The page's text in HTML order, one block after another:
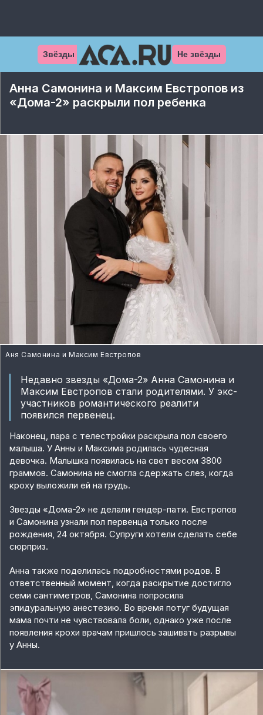
Звёзды Не звёзды
Анна Самонина и Максим Евстропов из
«Дома-2» раскрыли пол ребенка
Аня Самонина и Максим Евстропов
Недавно звезды «Дома-2» Анна Самонина и
Максим Евстропов стали родителями. У экс-
участников романтического реалити
появился первенец.
Наконец, пара с телестройки раскрыла пол своего
малыша. У Анны и Максима родилась чудесная
девочка. Малышка появилась на свет весом 3800
граммов. Самонина не смогла сдержать слез, когда
кроху выложили ей на грудь.
Звезды «Дома-2» не делали гендер-пати. Евстропов
и Самонина узнали пол первенца только после
рождения, 24 октября. Супруги хотели сделать себе
сюрприз.
Анна также поделилась подробностями родов. В
ответственный момент, когда раскрытие достигло
семи сантиметров, Самонина попросила
эпидуральную анестезию. Во время потуг будущая
мама почти не чувствовала боли, однако уже после
появления крохи врачам пришлось зашивать разрывы
у Анны.